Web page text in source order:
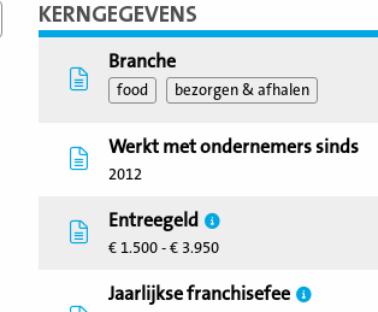
KERNGEGEVENS
Branche
food bezorgen & afhalen
Werkt met ondernemers sinds
2012
Entreegeld
€ 1.500 - € 3.950
Jaarlijkse franchisefee